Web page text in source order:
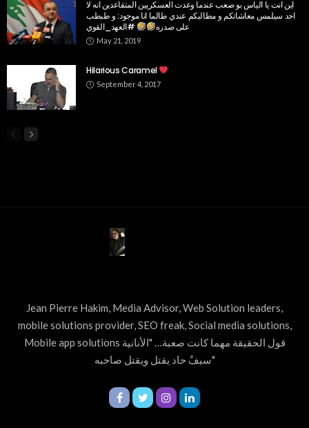
اين انت يا الياس بو صعب عندما وعدت العسكريين المتقاعدين انه لا
احد سيلمس معاشاتكم و مطالبكم عندي طالما انا موجود: و طبطب
على صدره
#العهد_القوي
May 21, 2019
Hilarious Caramel
September 4, 2017
Jean Pierre Hakim, Media Advisor, Web Solution leaders,
mobile solutions provider, SEO freak, Social media solutions,
Mobile app solutions قول الحقيقة مهما كانت صعبة… "الأنانية
سيفٌ حاد يقتل ويقتل صاحبه"